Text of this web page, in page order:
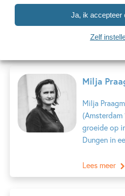
Ja, ik accepteer
Zelf
Victoriaanse
Lees meer
Milja
Milja
(Amsterdam
groeide op
Dungen in
Lees meer